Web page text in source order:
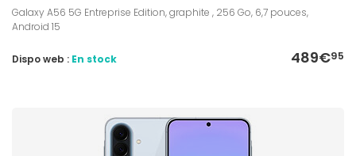
Galaxy A56 5G Entreprise Edition, graphite , 256 Go, 6,7 pouces,
Android 15
489€95
Dispo web : En stock